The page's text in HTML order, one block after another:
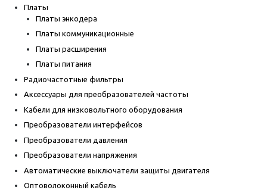
Платы
Платы энкодера
Платы коммуникационные
Платы расширения
Платы питания
Радиочастотные фильтры
Аксессуары для преобразователей частоты
Кабели для низковольтного оборудования
Преобразователи интерфейсов
Преобразователи давления
Преобразователи напряжения
Автоматические выключатели защиты двигателя
Оптоволоконный кабель